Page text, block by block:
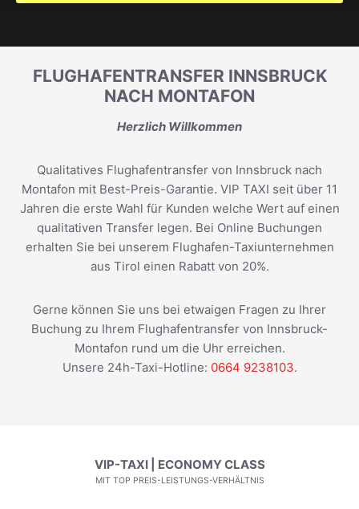
FLUGHAFENTRANSFER INNSBRUCK
NACH MONTAFON
Herzlich Willkommen
Qualitatives Flughafentransfer von Innsbruck nach
Montafon mit Best-Preis-Garantie. VIP TAXI seit über 11
Jahren die erste Wahl für Kunden welche Wert auf einen
qualitativen Transfer legen. Bei Online Buchungen
erhalten Sie bei unserem Flughafen-Taxiunternehmen
aus Tirol einen Rabatt von 20%.
Gerne können Sie uns bei etwaigen Fragen zu Ihrer
Buchung zu Ihrem Flughafentransfer von Innsbruck-
Montafon rund um die Uhr erreichen.
Unsere 24h-Taxi-Hotline: 0664 9238103.
VIP-TAXI | ECONOMY CLASS
MIT TOP PREIS-LEISTUNGS-VERHÄLTNIS